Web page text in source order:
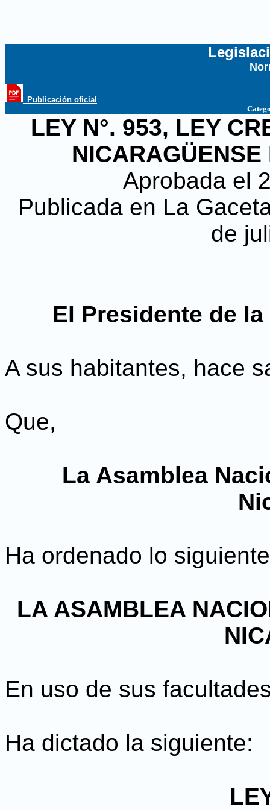
_Publicación oficial
LEY N°. 953, LEY
Aprobada el
Publicada en La
de
El Presidente de
A sus habitantes, hace
Que,
La Asamblea
Ha ordenado lo
LA ASAMBLEA
En uso de sus
Ha dictado la siguiente: